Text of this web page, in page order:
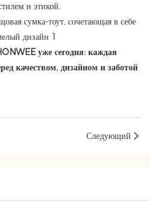
и этикой.
уже сегодня: каждая
качеством, дизайном и заботой
Следующий